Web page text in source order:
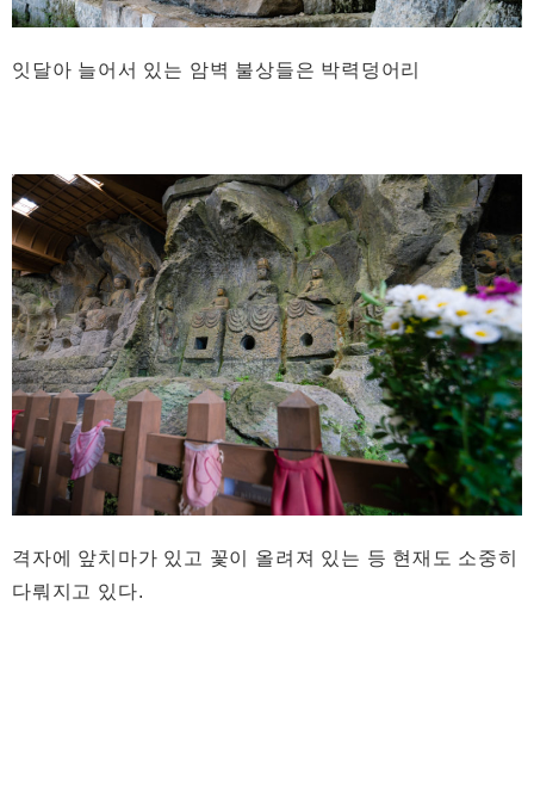
잇달아 늘어서 있는 암벽 불상들은 박력덩어리
격자에 앞치마가 있고 꽃이 올려져 있는 등 현재도 소중히
다뤄지고 있다.